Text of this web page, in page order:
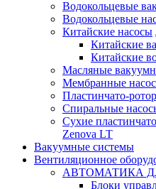
Водокольцевые
Водокольцевые
Китайские насосы
Китайские
Китайские
Масляные
Мембранные
Пластинчато-
Спиральные
Сухие
Zenova LT
Вакуумные системы
Вентиляционное
АВТОМАТИКА
Блоки